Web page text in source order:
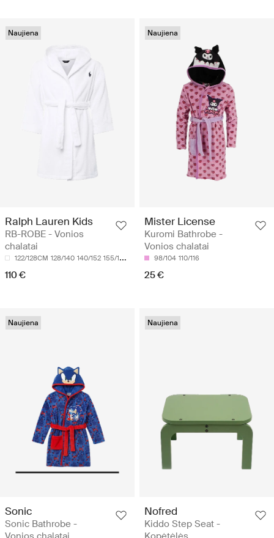
Naujiena
Ralph Lauren Kids
RB-ROBE - Vonios
chalatai
122/128CM 128/140 140/152 155/159CM
110 €
Naujiena
Mister License
Kuromi Bathrobe -
Vonios chalatai
98/104 110/116
25 €
Naujiena
Sonic
Sonic Bathrobe -
Naujiena
Nofred
Kiddo Step Seat -